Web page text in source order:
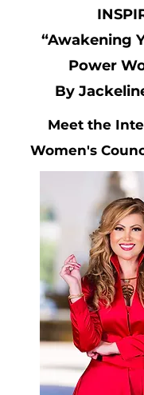
“Awakening
Power
By
Meet the
Women's